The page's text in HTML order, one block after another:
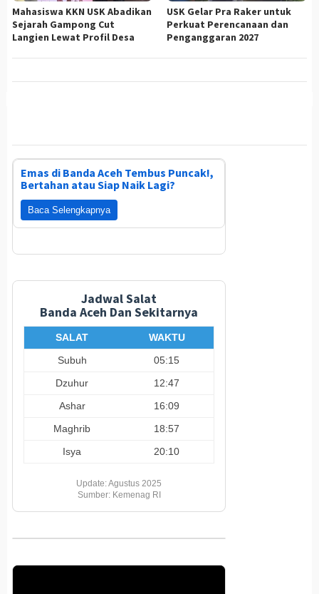
Mahasiswa KKN USK Abadikan
Sejarah Gampong Cut
Langien Lewat Profil Desa
USK Gelar Pra Raker untuk
Perkuat Perencanaan dan
Penganggaran 2027
Emas di Banda Aceh Tembus Puncak!,
Bertahan atau Siap Naik Lagi?
Baca Selengkapnya
Jadwal Salat
Banda Aceh Dan Sekitarnya
SALAT
WAKTU
Subuh
05:15
Dzuhur
12:47
Ashar
16:09
Maghrib
18:57
Isya
20:10
Update: Agustus 2025
Sumber: Kemenag RI